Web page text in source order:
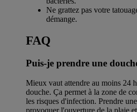
Ne grattez pas votre
démange.
FAQ
Puis-je prendre une
Mieux vaut attendre au moins 24
douche. Ça permet à la zone de
les risques d'infection. Prendre
provoquer l'ouverture de la plaie